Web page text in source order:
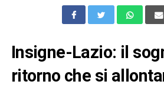
Insigne-Lazio: il
ritorno che si